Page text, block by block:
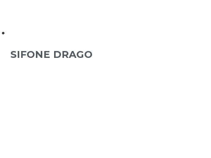
SIFONE DRAGO